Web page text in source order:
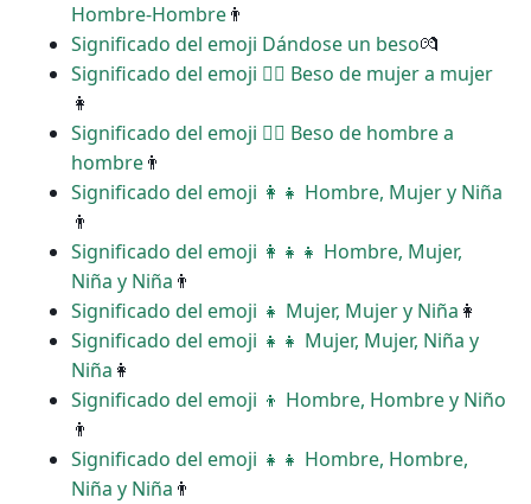
Hombre-Hombre👨
Significado del emoji Dándose un beso💏
Significado del emoji ‍❤️‍💋‍ Beso de mujer a mujer
👩
Significado del emoji ‍❤️‍💋‍ Beso de hombre a
hombre👨
Significado del emoji ‍👩‍👧 Hombre, Mujer y Niña
👨
Significado del emoji ‍👩‍👧‍👧 Hombre, Mujer,
Niña y Niña 👨
Significado del emoji ‍‍👧 Mujer, Mujer y Niña 👩
Significado del emoji ‍‍👧‍👧 Mujer, Mujer, Niña y
Niña 👩
Significado del emoji ‍‍👦 Hombre, Hombre y Niño
👨
Significado del emoji ‍‍👧‍👧 Hombre, Hombre,
Niña y Niña 👨